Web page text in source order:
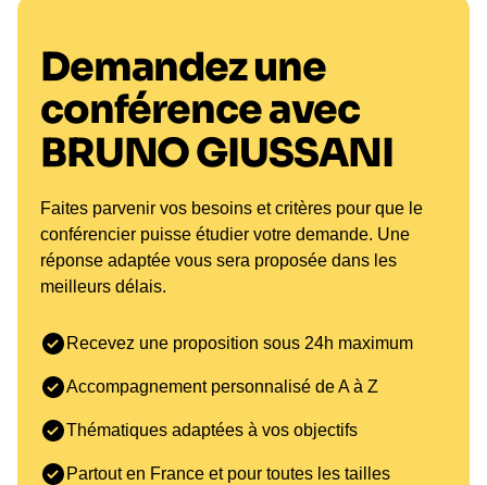
Demandez une
conférence avec
BRUNO GIUSSANI
Faites parvenir vos besoins et critères pour que le
conférencier puisse étudier votre demande. Une
réponse adaptée vous sera proposée dans les
meilleurs délais.
Recevez une proposition sous 24h maximum
Accompagnement personnalisé de A à Z
Thématiques adaptées à vos objectifs
Partout en France et pour toutes les tailles